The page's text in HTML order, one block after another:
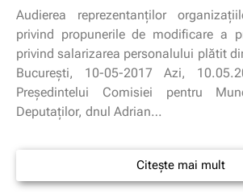
Audierea reprezentanților
privind propunerile de modificare a
privind salarizarea personalului plătit
Bucureşti, 10-05-2017 Azi,
Președintelui Comisiei pentru
Deputaților, dnul Adrian…
Citește mai mult